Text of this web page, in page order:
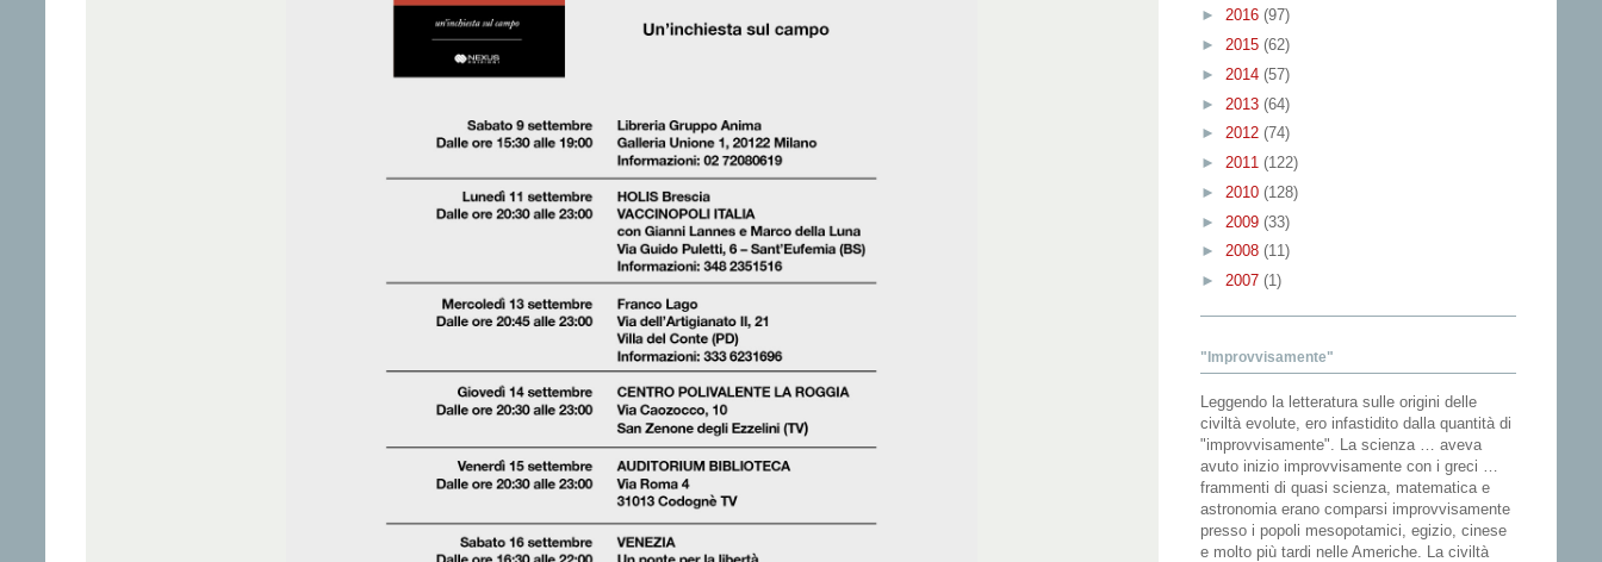
► 2016 (97)
► 2015 (62)
► 2014 (57)
► 2013 (64)
► 2012 (74)
► 2011 (122)
► 2010 (128)
► 2009 (33)
► 2008 (11)
► 2007 (1)
"Improvvisamente"
Leggendo la letteratura sulle origini delle
civiltà evolute, ero infastidito dalla quantità di
"improvvisamente". La scienza … aveva
avuto inizio improvvisamente con i greci …
frammenti di quasi scienza, matematica e
astronomia erano comparsi improvvisamente
presso i popoli mesopotamici, egizio, cinese
e molto più tardi nelle Americhe. La civiltà